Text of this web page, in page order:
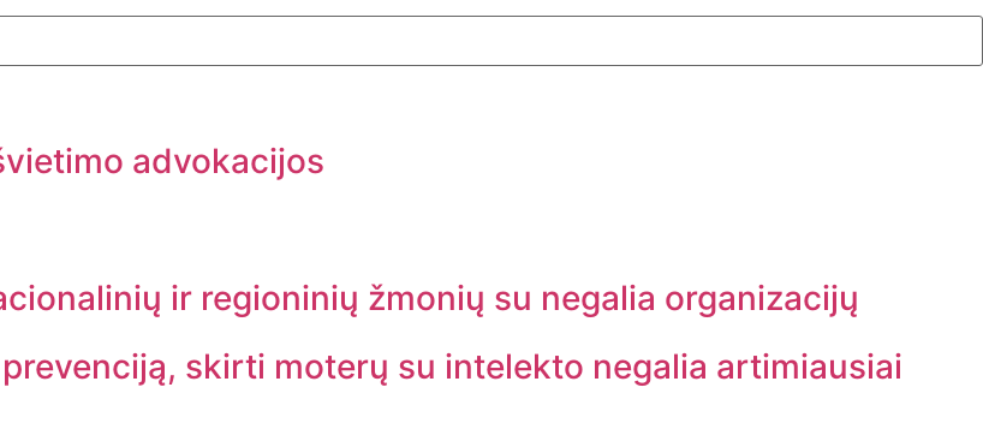
advokacijos
ir regioninių žmonių su negalia organizacijų
skirti moterų su intelekto negalia artimiausiai